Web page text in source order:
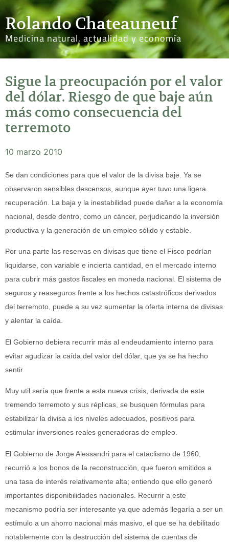
Rolando Chateauneuf
Medicina natural, actualidad y economía
Sigue la preocupación por el valor
del dólar. Riesgo de que baje aún
más como consecuencia del
terremoto
10 marzo 2010
Se dan condiciones para que el valor de la divisa baje. Ya se
observaron sensibles descensos, aunque ayer tuvo una ligera
recuperación. La baja y la inestabilidad puede dañar a la economía
nacional, desde dentro, como un cáncer, perjudicando la inversión
productiva y la generación de un empleo sólido y estable.
Por una parte las reservas en divisas que tiene el Fisco podrían
liquidarse, con variable e incierta cantidad, en el mercado interno
para cubrir más gastos fiscales en moneda nacional. El sistema de
seguros y reaseguros frente a los hechos catastróficos derivados
del terremoto, puede a su vez aumentar la oferta interna de divisas
y alentar la caída.
El Gobierno debiera recurrir más al endeudamiento interno para
evitar agudizar la caída del valor del dólar, que ya se ha hecho
sentir.
Muy util sería que frente a esta nueva crisis, derivada de este
tremendo terremoto y sus réplicas, se busquen fórmulas para
estabilizar la divisa a los niveles adecuados, positivos para
estimular inversiones reales generadoras de empleo.
El Gobierno de Jorge Alessandri para el cataclismo de 1960,
recurrió a los bonos de la reconstrucción, que fueron emitidos a
una tasa de interés relativamente alta; entiendo que ello generó
importantes disponibilidades nacionales. Recurrir a este
mecanismo podría ser interesante ya que además llegaría a ser un
estímulo a un ahorro nacional más masivo, el que se ha debilitado
notablemente con la destrucción del sistema de cuentas de